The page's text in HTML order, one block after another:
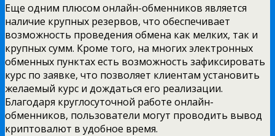
Еще одним плюсом онлайн-обменников является
наличие крупных резервов, что обеспечивает
возможность проведения обмена как мелких, так и
крупных сумм. Кроме того, на многих электронных
обменных пунктах есть возможность зафиксировать
курс по заявке, что позволяет клиентам установить
желаемый курс и дождаться его реализации.
Благодаря круглосуточной работе онлайн-
обменников, пользователи могут проводить вывод
криптовалют в удобное время.